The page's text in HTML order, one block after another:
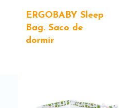
ERGOBABY Sleep
Bag. Saco de
dormir